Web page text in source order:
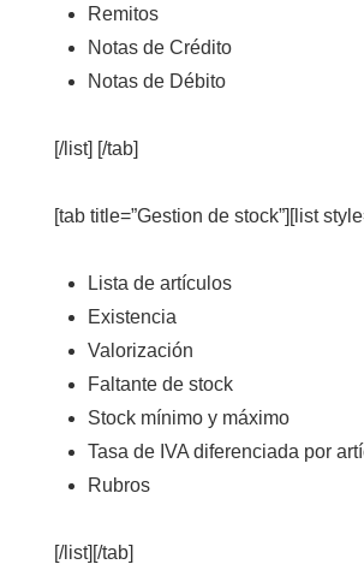
Remitos
Notas de Crédito
Notas de Débito
[/list] [/tab]
[tab title=”Gestion de stock”][list
Lista de artículos
Existencia
Valorización
Faltante de stock
Stock mínimo y máximo
Tasa de IVA diferenciada por
Rubros
[/list][/tab]